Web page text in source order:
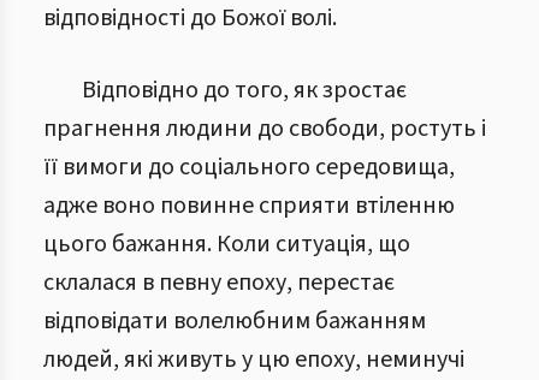
відповідності до Божої волі.
Відповідно до того, як зростає
прагнення людини до свободи, ростуть і
її вимоги до соціального середовища,
адже воно повинне сприяти втіленню
цього бажання. Коли ситуація, що
склалася в певну епоху, перестає
відповідати волелюбним бажанням
людей, які живуть у цю епоху, неминучі